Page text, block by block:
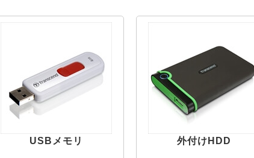
USBメモリ 外付けHDD